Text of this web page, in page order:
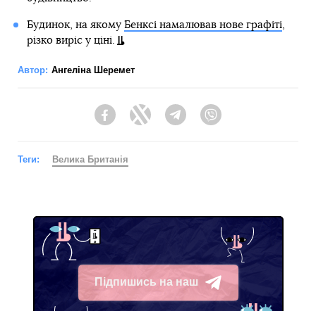
Будинок, на якому Бенксі намалював нове графіті
різко виріс у ціні.
Автор: Ангеліна Шеремет
FacebookTwitter Telegram
Теги: Велика Британія
Підпишись на наш
Telegram